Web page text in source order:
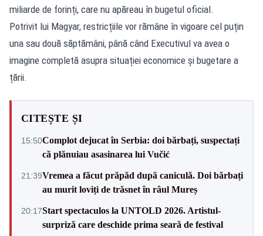
miliarde de forinți, care nu apăreau în bugetul oficial.
Potrivit lui Magyar, restricțiile vor rămâne în vigoare cel puțin
una sau două săptămâni, până când Executivul va avea o
imagine completă asupra situației economice și bugetare a
țării.
CITEȘTE ȘI
15:50Complot dejucat în Serbia: doi bărbați, suspectați
că plănuiau asasinarea lui Vučić
21:39Vremea a făcut prăpăd după caniculă. Doi bărbați
au murit loviți de trăsnet în râul Mureș
20:17Start spectaculos la UNTOLD 2026. Artistul-
surpriză care deschide prima seară de festival